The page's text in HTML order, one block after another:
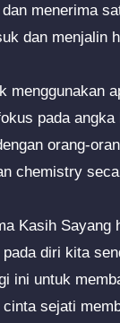
menerima
dan menjalin
menggunakan
pada
orang-
chemistry
Kasih
diri kita
ini untuk
sejati